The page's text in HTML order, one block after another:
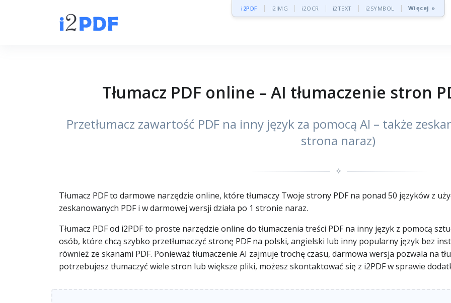
i2PDF i2IMG i2OCR i2TEXT i2SYMBOL Więcej »
Tłumacz PDF online – AI tłumaczenie stron
Przetłumacz zawartość PDF na inny język za pomocą AI – także
strona naraz)
✧
Tłumacz PDF to darmowe narzędzie online, które tłumaczy Twoje strony PDF na ponad 50 języków z
zeskanowanych PDF i w darmowej wersji działa po 1 stronie naraz.
Tłumacz PDF od i2PDF to proste narzędzie online do tłumaczenia treści PDF na inny język z pomocą
osób, które chcą szybko przetłumaczyć stronę PDF na polski, angielski lub inny popularny język bez
również ze skanami PDF. Ponieważ tłumaczenie AI zajmuje trochę czasu, darmowa wersja pozwala na
potrzebujesz tłumaczyć wiele stron lub większe pliki, możesz skontaktować się z i2PDF w sprawie